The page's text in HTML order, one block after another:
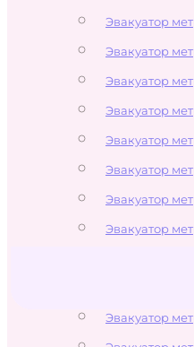
Эвакуатор
Эвакуатор
Эвакуатор
Эвакуатор
Эвакуатор
Эвакуатор
Эвакуатор
Эвакуатор
Эвакуатор